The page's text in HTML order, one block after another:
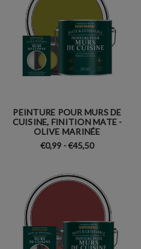
PEINTURE POUR MURS DE
CUISINE, FINITION MATE -
OLIVE MARINÉE
€0,99 - €45,50